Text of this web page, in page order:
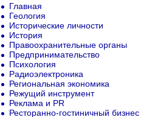
Главная
Геология
Исторические личности
История
Правоохранительные органы
Предпринимательство
Психология
Радиоэлектроника
Региональная экономика
Режущий инструмент
Реклама и PR
Ресторанно-гостиничный бизнес